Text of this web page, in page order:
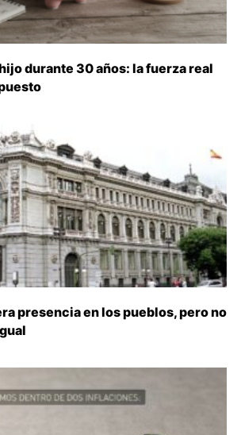
durante 30 años: la fuerza real
presencia en los pueblos, pero no